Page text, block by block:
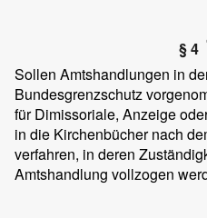
§ 4
Sollen Amtshandlungen in
Bundesgrenzschutz
für Dimissoriale, Anzeige
in die Kirchenbücher nach
verfahren, in deren
Amtshandlung vollzogen